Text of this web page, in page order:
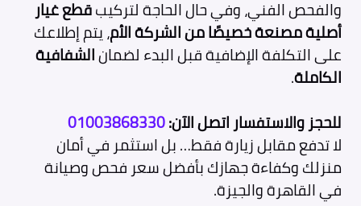
والفحص الفني، وفي حال الحاجة لتركيبقطع غيار
أصلية مصنعة خصيصًا من الشركة الأم، يتم إطلاعك
على التكلفة الإضافية قبل البدء لضمانالشفافية
الكاملة.
للحجز والاستفسار اتصل الآن:01003868330
لا تدفع مقابل زيارة فقط… بل استثمر في أمان
منزلك وكفاءة جهازك بأفضل سعر فحص وصيانة
في القاهرة والجيزة.